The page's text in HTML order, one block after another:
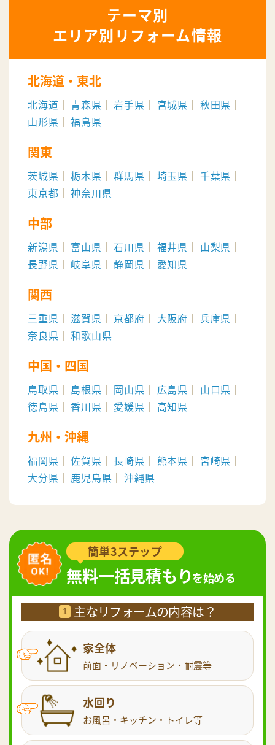
簡単3ステップ
無料一括見積もりを始める
1 主なリフォームの内容は？
家全体
前面・リノベーション・耐震等
水回り
お風呂・キッチン・トイレ等
エリア別リフォーム情報
北海道・東北
北海道 青森県 岩手県 宮城県
秋田県
山形県
福島県
関東
茨城県 栃木県 群馬県 埼玉県
千葉県
東京都
神奈川県
中部
新潟県 富山県 石川県 福井県
山梨県
長野県
岐阜県 静岡県 愛知県
関西
三重県 滋賀県 京都府 大阪府
兵庫県
奈良県
和歌山県
中国・四国
鳥取県 島根県 岡山県 広島県
山口県
徳島県
香川県 愛媛県 高知県
九州・沖縄
福岡県 佐賀県 長崎県 熊本県
宮崎県
大分県
鹿児島県 沖縄県